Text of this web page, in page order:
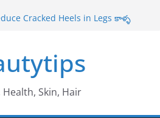
Cracked Heels in Legs కాళ్ళ
White Hair to Black Hair
నల్లగా మారాలంటే
Benefits of Vavilaku వావిలాకు
Health, Skin, Hair